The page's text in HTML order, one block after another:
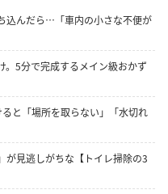
込んだら…「車内の小さな不便が
。5分で完成するメイン級おかず
と「場所を取らない」「水切れ
が見逃しがちな【トイレ掃除の3